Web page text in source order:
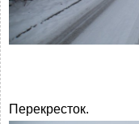
Перекресток.